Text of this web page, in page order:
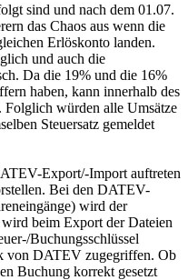
sind und nach dem 01.07.
das Chaos aus wenn die
Erlöskonto landen.
und auch die
Da die 19% und die 16%
haben, kann innerhalb des
würden alle Umsätze
Steuersatz gemeldet
Export/-Import auftreten
Bei den DATEV-
wird der
beim Export der Dateien
Buchungsschlüssel
von DATEV zugegriffen. Ob
Buchung korrekt gesetzt